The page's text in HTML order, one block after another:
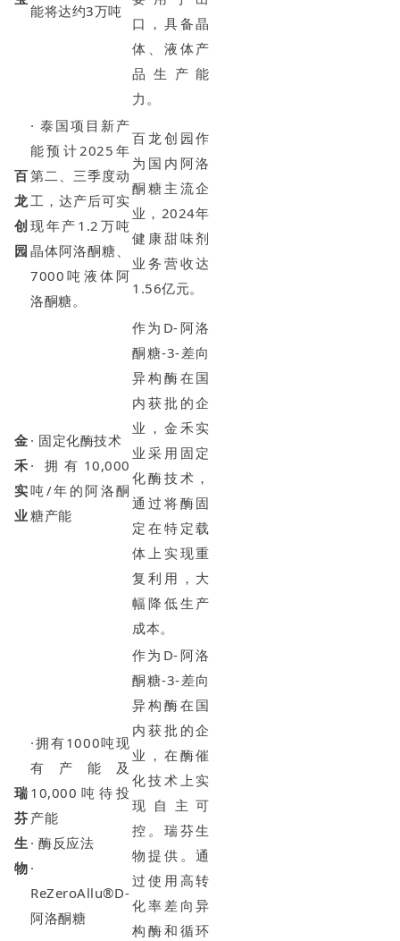
能将达约3万吨
口，具备晶
体、液体产
品生产能
力。
百
龙
创
园
· 泰国项目新产
能预计2025年
第二、三季度动
工，达产后可实
现年产1.2万吨
晶体阿洛酮糖、
7000吨液体阿
洛酮糖。
百龙创园作
为国内阿洛
酮糖主流企
业，2024年
健康甜味剂
业务营收达
1.56亿元。
金
禾
实
业
· 固定化酶技术
· 拥有10,000
吨/年的阿洛酮
糖产能
作为D-阿洛
酮糖-3-差向
异构酶在国
内获批的企
业，金禾实
业采用固定
化酶技术，
通过将酶固
定在特定载
体上实现重
复利用，大
幅降低生产
成本。
瑞
芬
生
物
·拥有1000吨现
有产能及
10,000吨待投
产能
· 酶反应法
·
ReZeroAllu®D-
阿洛酮糖
作为D-阿洛
酮糖-3-差向
异构酶在国
内获批的企
业，在酶催
化技术上实
现自主可
控。瑞芬生
物提供。通
过使用高转
化率差向异
构酶和循环